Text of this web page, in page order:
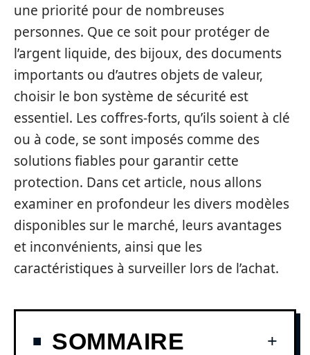
une priorité pour de nombreuses
personnes. Que ce soit pour protéger de
l’argent liquide, des bijoux, des documents
importants ou d’autres objets de valeur,
choisir le bon système de sécurité est
essentiel. Les coffres-forts, qu’ils soient à clé
ou à code, se sont imposés comme des
solutions fiables pour garantir cette
protection. Dans cet article, nous allons
examiner en profondeur les divers modèles
disponibles sur le marché, leurs avantages
et inconvénients, ainsi que les
caractéristiques à surveiller lors de l’achat.
SOMMAIRE